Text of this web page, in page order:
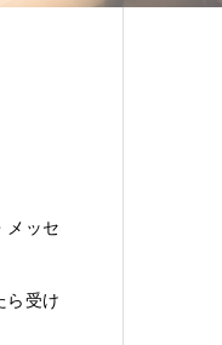
メッセ
ら受け